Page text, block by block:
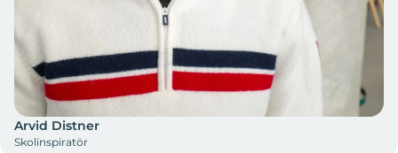
Arvid Distner
Skolinspiratör